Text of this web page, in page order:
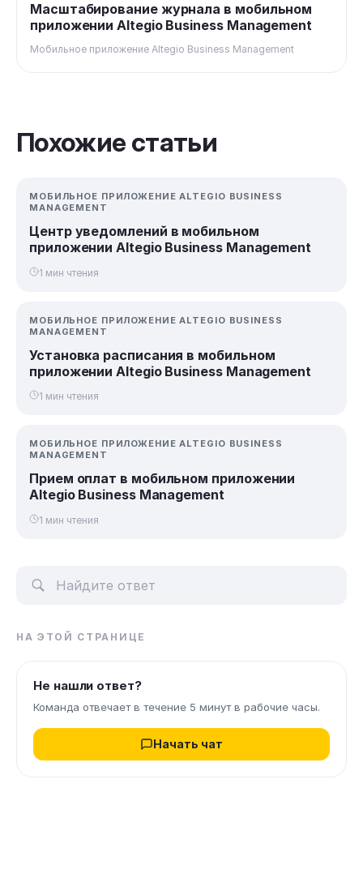
Масштабирование журнала в мобильном
приложении Altegio Business Management
Мобильное приложение Altegio Business Management
Похожие статьи
МОБИЛЬНОЕ ПРИЛОЖЕНИЕ ALTEGIO BUSINESS
MANAGEMENT
Центр уведомлений в мобильном
приложении Altegio Business Management
1 мин чтения
МОБИЛЬНОЕ ПРИЛОЖЕНИЕ ALTEGIO BUSINESS
MANAGEMENT
Установка расписания в мобильном
приложении Altegio Business Management
1 мин чтения
МОБИЛЬНОЕ ПРИЛОЖЕНИЕ ALTEGIO BUSINESS
MANAGEMENT
Прием оплат в мобильном приложении
Altegio Business Management
1 мин чтения
НА ЭТОЙ СТРАНИЦЕ
Не нашли ответ?
Команда отвечает в течение 5 минут в рабочие часы.
Начать чат